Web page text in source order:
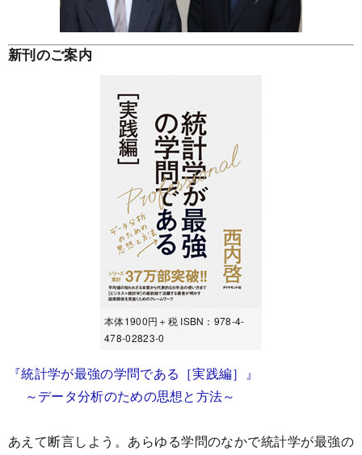
新刊のご案内
本体1900円＋税 ISBN：978-4-
478-02823-0
『統計学が最強の学問である［実践編］』
～データ分析のための思想と方法～
あえて断言しよう。あらゆる学問のなかで統計学が最強の